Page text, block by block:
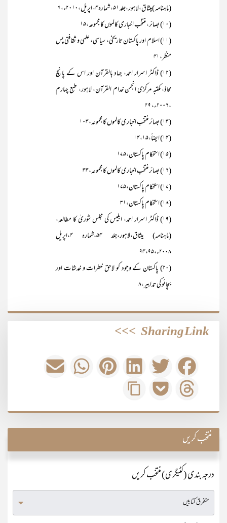
(ماہنامہ )میثاق،لاہور،جلد ۵۱، شمارہ۴، اپریل،۲۰۱۰ء، ۶
(۱۰) بصائر، منتخب اخباری کالموں کا مجموعہ،۱۵
(۱۱) اسلام اور پاکستان تاریخی، سیاسی، علمی و ثقافتی پس
منظر،۴۱
(۱۲) ڈاکٹر اسرار احمد، جہاد بالقرآن اور اس کے پانچ
محاذ، مکتبہ مرکزی انجمن خدام القرآن، لاہور، طبع چہارم
،۲۰۰۶ء، ۲۹
(۱۳) بصائر منتخب اخباری کالموں کا مجموعہ،۱۰۳
(۱۴) ایضاً،۱۴،۱۵
(۱۵) استحکام پاکستان،۱۷۵
(۱۶) بصائر منتخب اخباری کالموں کا مجموعہ،۳۳
(۱۷) استحکام پاکستان،۱۷۵
(۱۸) استحکام پاکستان،۳۱
(۱۹) ڈاکٹر اسرار احمد، ابلیس کی مجلس شوریٰ کا مطالعہ،
(ماہنامہ) میثاق،لاہور،جلد ۵۴،شمارہ ۴،اپریل
۲۰۰۸ء،۹۴،۹۵
(۲۰) پاکستان کے وجود کو لاحق خطرات و خدشات اور
بچائو کی تدابیر،۸
Sharing Link
>>>
منتخب کریں
درجہ بندی (کٹیگری) منتخب کریں